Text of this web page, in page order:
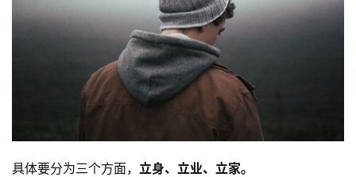
具体要分为三个方面， 立身、立业、立家。